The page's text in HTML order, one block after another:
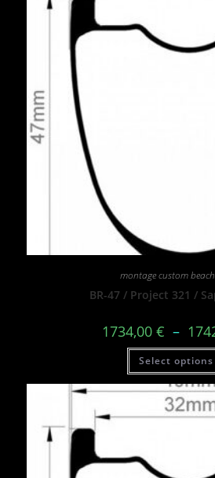
montage custom
BR-47 / Project 321 /
1734,00 € –
Select options